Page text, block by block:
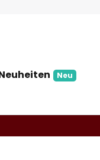
Neu